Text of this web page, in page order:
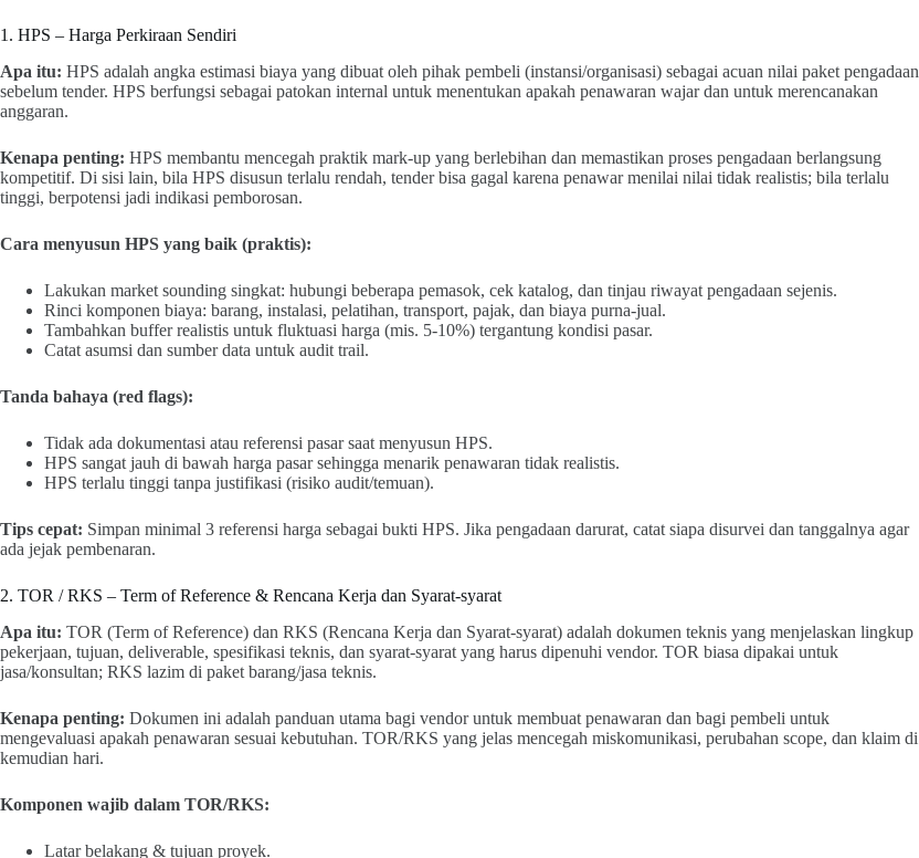
1. HPS – Harga Perkiraan Sendiri
Apa itu: HPS adalah angka estimasi biaya yang dibuat oleh pihak pembeli (instansi/organisasi) sebagai acuan nilai paket pengadaan
sebelum tender. HPS berfungsi sebagai patokan internal untuk menentukan apakah penawaran wajar dan untuk merencanakan
anggaran.
Kenapa penting: HPS membantu mencegah praktik mark-up yang berlebihan dan memastikan proses pengadaan berlangsung
kompetitif. Di sisi lain, bila HPS disusun terlalu rendah, tender bisa gagal karena penawar menilai nilai tidak realistis; bila terlalu
tinggi, berpotensi jadi indikasi pemborosan.
Cara menyusun HPS yang baik (praktis):
Lakukan market sounding singkat: hubungi beberapa pemasok, cek katalog, dan tinjau riwayat pengadaan sejenis.
Rinci komponen biaya: barang, instalasi, pelatihan, transport, pajak, dan biaya purna-jual.
Tambahkan buffer realistis untuk fluktuasi harga (mis. 5-10%) tergantung kondisi pasar.
Catat asumsi dan sumber data untuk audit trail.
Tanda bahaya (red flags):
Tidak ada dokumentasi atau referensi pasar saat menyusun HPS.
HPS sangat jauh di bawah harga pasar sehingga menarik penawaran tidak realistis.
HPS terlalu tinggi tanpa justifikasi (risiko audit/temuan).
Tips cepat: Simpan minimal 3 referensi harga sebagai bukti HPS. Jika pengadaan darurat, catat siapa disurvei dan tanggalnya agar
ada jejak pembenaran.
2. TOR / RKS – Term of Reference & Rencana Kerja dan Syarat-syarat
Apa itu: TOR (Term of Reference) dan RKS (Rencana Kerja dan Syarat-syarat) adalah dokumen teknis yang menjelaskan lingkup
pekerjaan, tujuan, deliverable, spesifikasi teknis, dan syarat-syarat yang harus dipenuhi vendor. TOR biasa dipakai untuk
jasa/konsultan; RKS lazim di paket barang/jasa teknis.
Kenapa penting: Dokumen ini adalah panduan utama bagi vendor untuk membuat penawaran dan bagi pembeli untuk
mengevaluasi apakah penawaran sesuai kebutuhan. TOR/RKS yang jelas mencegah miskomunikasi, perubahan scope, dan klaim di
kemudian hari.
Komponen wajib dalam TOR/RKS:
Latar belakang & tujuan proyek.